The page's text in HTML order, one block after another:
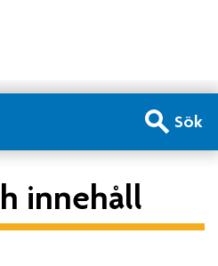
Sök
innehåll